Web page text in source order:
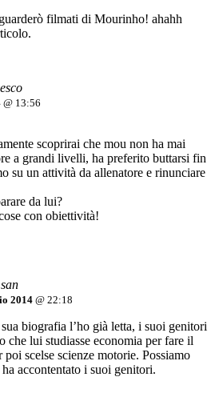
filmati di Mourinho! ahahh
@ 13:56
scoprirai che mou non ha mai
a grandi livelli, ha preferito buttarsi fin
su un attività da allenatore e rinunciare
da lui?
con obiettività!
san
2014 @ 22:18
biografia l’ho già letta, i suoi genitori
che lui studiasse economia per fare il
poi scelse scienze motorie. Possiamo
accontentato i suoi genitori.